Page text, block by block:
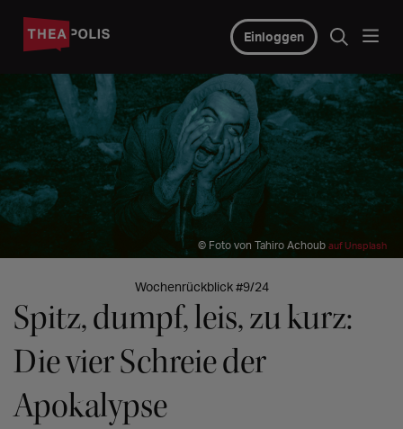
Einloggen
© Foto von Tahiro Achoub auf Unsplash
Wochenrückblick #9/24
Spitz, dumpf, leis, zu kurz:
Die vier Schreie der
Apokalypse